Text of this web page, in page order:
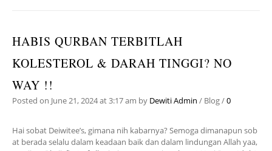
HABIS QURBAN TERBITLAH
KOLESTEROL & DARAH TINGGI? NO
WAY !!
Posted on June 21, 2024at 3:17 am by Dewiti Admin / Blog/0
Hai sobat Deiwitee’s, gimana nih kabarnya? Semoga dimanapun sob
at berada selalu dalam keadaan baik dan dalam lindungan Allah yaa,